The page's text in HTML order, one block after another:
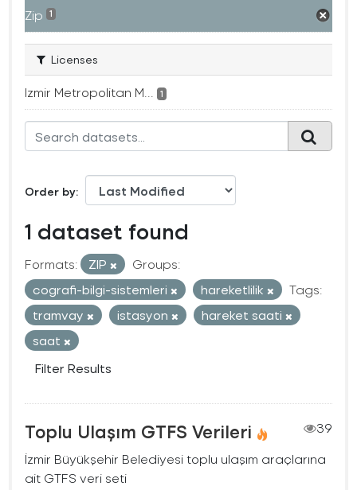
Zip 1
Licenses
Izmir Metropolitan M... 1
Order by
1 dataset found
Formats: ZIP
Groups:
cografi-bilgi-sistemleri
hareketlilik
Tags:
tramvay
istasyon
hareket saati
saat
Filter Results
Toplu Ulaşım GTFS Verileri
39
İzmir Büyükşehir Belediyesi toplu ulaşım araçlarına
ait GTFS veri seti